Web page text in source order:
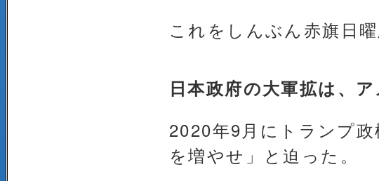
これをしんぶん赤旗日
日本政府の大軍拡は、
2020年9月にトランプ
を増やせ」と迫った。